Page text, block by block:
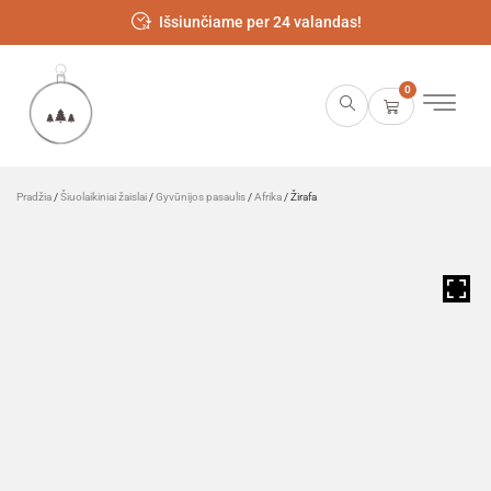
Išsiunčiame per 24 valandas!
0
Pradžia /Šiuolaikiniai žaislai /Gyvūnijos pasaulis /Afrika / Žirafa